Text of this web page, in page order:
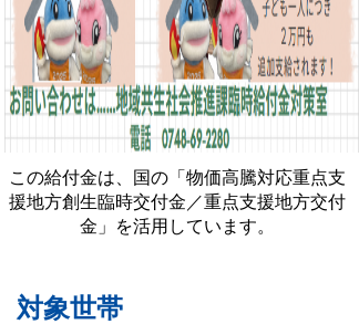
この給付金は、国の「物価高騰対応重点支
援地方創生臨時交付金／重点支援地方交付
金」を活用しています。
対象世帯